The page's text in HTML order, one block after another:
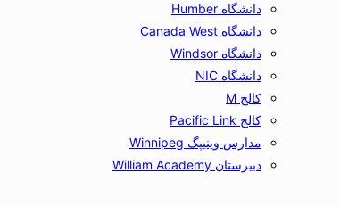
دانشگاه Humber
دانشگاه Canada West
دانشگاه Windsor
دانشگاه NIC
کالج M
کالج Pacific Link
مدارس وینیپگ Winnipeg
دبیرستان William Academy